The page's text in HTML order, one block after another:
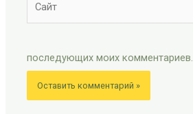
последующих моих комментариев.